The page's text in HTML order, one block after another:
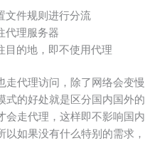
文件规则进行分流
代理服务器
目的地，即不使用代理
走代理访问，除了网络会变慢
式的好处就是区分国内国外的
会走代理，这样即不影响国内
如果没有什么特别的需求，